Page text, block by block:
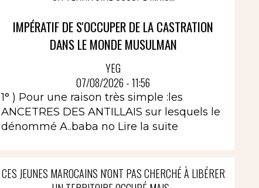
IMPÉRATIF DE S'OCCUPER DE LA CASTRATION
DANS LE MONDE MUSULMAN
YEG
07/08/2026 - 11:56
1° ) Pour une raison très simple :les
ANCETRES DES ANTILLAIS sur lesquels le
dénommé A..baba no Lire la suite
CES JEUNES MAROCAINS N'ONT PAS CHERCHÉ À LIBÉRER